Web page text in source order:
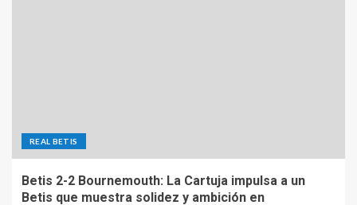
REAL BETIS
Betis 2-2 Bournemouth: La Cartuja impulsa a un
Betis que muestra solidez y ambición en